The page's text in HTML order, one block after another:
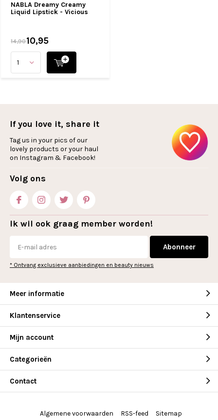
NABLA Dreamy Creamy
Liquid Lipstick - Vicious
14,9010,95
If you love it, share it
Tag us in your pics of our
lovely products or your haul
on Instagram & Facebook!
Volg ons
Ik wil ook graag member worden!
Abonneer
* Ontvang exclusieve aanbiedingen en beauty nieuws
Meer informatie
Klantenservice
Mijn account
Categorieën
Contact
Algemene voorwaarden RSS-feed Sitemap